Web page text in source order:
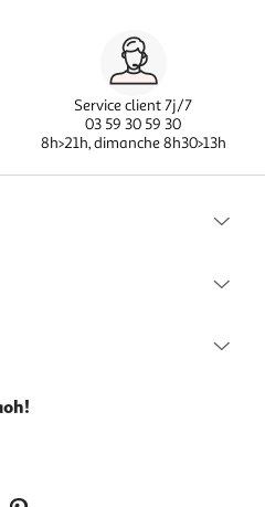
Service client 7j/7
03 59 30 59 30
8h>21h, dimanche 8h30>13h